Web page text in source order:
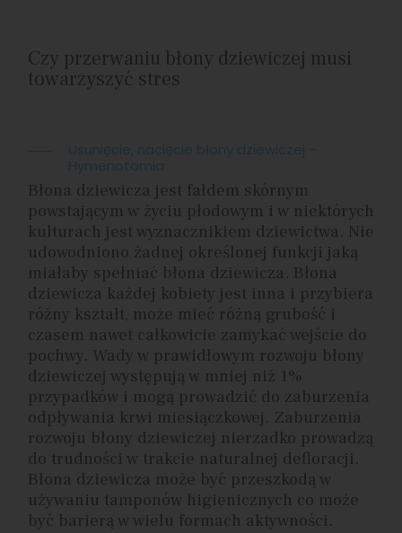
Czy przerwaniu błony dziewiczej musi
towarzyszyć stres
Usunięcie, nacięcie błony dziewiczej -
Hymenotomia
Błona dziewicza jest fałdem skórnym
powstającym w życiu płodowym i w niektórych
kulturach jest wyznacznikiem dziewictwa. Nie
udowodniono żadnej określonej funkcji jaką
miałaby spełniać błona dziewicza. Błona
dziewicza każdej kobiety jest inna i przybiera
różny kształt, może mieć różną grubość i
czasem nawet całkowicie zamykać wejście do
pochwy. Wady w prawidłowym rozwoju błony
dziewiczej występują w mniej niż 1%
przypadków i mogą prowadzić do zaburzenia
odpływania krwi miesiączkowej. Zaburzenia
rozwoju błony dziewiczej nierzadko prowadzą
do trudności w trakcie naturalnej defloracji.
Błona dziewicza może być przeszkodą w
używaniu tamponów higienicznych co może
być barierą w wielu formach aktywności.